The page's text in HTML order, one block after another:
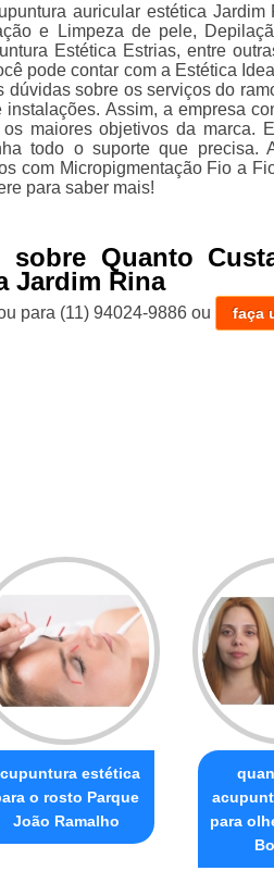
auricular estética Jardim
e Limpeza de pele,
Estética Estrias, entre
pode contar com a Estética
dúvidas sobre os serviços do
Assim, a empresa
maiores objetivos da marca.
todo o suporte que precisa.
com Micropigmentação Fio a
para saber mais!
sobre Quanto
Jardim Rina
para (11) 94024-9886 ou faça
estética
o rosto Parque
João Ramalho
para